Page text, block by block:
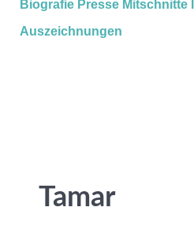
Biografie Presse Mitschnitte
Auszeichnungen
Tamar